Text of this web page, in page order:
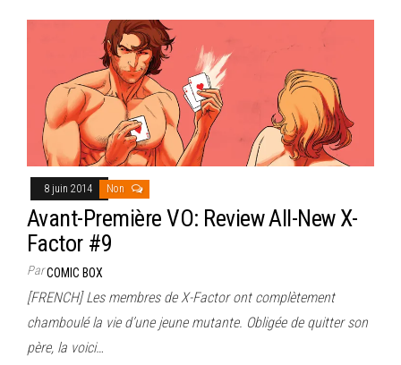
8 juin 2014 Non
Avant-Première VO: Review All-New X-
Factor #9
ParCOMIC BOX
[FRENCH] Les membres de X-Factor ont complètement
chamboulé la vie d’une jeune mutante. Obligée de quitter son
père, la voici…